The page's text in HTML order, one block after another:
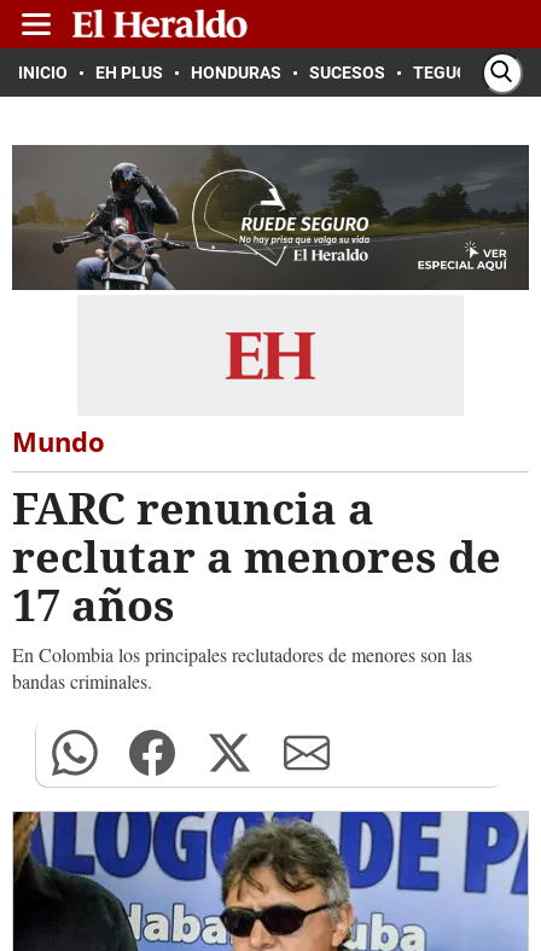
INICIO EH PLUS HONDURAS SUCESOS TEGUCIGALPA
Mundo
FARC renuncia a
reclutar a menores de
17 años
En Colombia los principales reclutadores de menores son las
bandas criminales.